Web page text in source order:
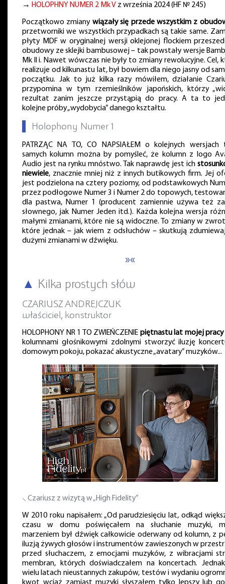
→ HOLOPHNY NUMER 2 Mk V z września 2024 (HF № 245)
Początkowo zmiany wiązały się przede wszystkim z
przetworniki we wszystkich przypadkach są takie same.
płyty MDF w oryginalnej wersji oklejonej flockiem
obudowy ze sklejki bambusowej – tak powstały wersje
Mk II i. Nawet wówczas nie były to zmiany rewolucyjne. Cel,
realizuje od kilkunastu lat, był bowiem dla niego jasny od
początku. Jak to już kilka razy mówiłem, działanie
przypomina w tym rzemieślników japońskich, którzy
rezultat zanim jeszcze przystąpią do pracy. A ta to
kolejne próby „wydobycia” danego kształtu.
Holophony Numer 1
PATRZĄC NA TO, CO NAPSIAŁEM o kolejnych wersjach
samych kolumn można by pomyśleć, że kolumn z logo
Audio jest na rynku mnóstwo. Tak naprawdę jest ich
niewiele, znacznie mniej niż z innych butikowych firm. Jej
jest podzielona na cztery poziomy, od podstawkowych
przez podłogowe Numer 3 i Numer 2 do topowych,
dla pastwa, Numer 1 (producent zamiennie używa też
słownego, jak Numer Jeden itd.). Każda kolejna wersja
małymi zmianami, które nie są widoczne. To zmiany w
które jednak – jak wiem z odsłuchów – skutkują
dużymi zmianami w dźwięku.
»«
▲ Kilka prostych słów
CZARIUSZ ANDREJCZUK
właściciel, konstruktor
HOLOPHONY NR 1 TO ZWIEŃCZENIE piętnastu lat mojej pracy
kolumnami głośnikowymi zdolnymi stworzyć iluzję
domowym pokoju, pokazać akustyczne „avatary” muzyków...
⸜ Czariusz z wizytą w „High Fidelity”
W 2010 roku napisałem: „Od parudziesięciu lat, odkąd
czasu w domu poświęcałem na słuchanie muzyki,
marzeniem był dźwięk całkowicie oderwany od kolumn, z
iluzją żywych głosów i instrumentów zawieszonych w
przed słuchaczem, z emocjami muzyków, z wibracjami
membran, których doświadczałem na koncertach.
wielu latach nieustannych zakupów, testów i wydaniu